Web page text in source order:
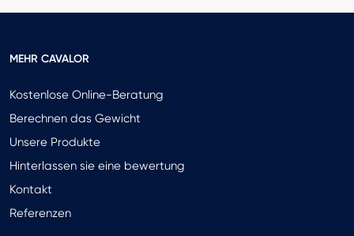
MEHR CAVALOR
Kostenlose Online-Beratung
Berechnen das Gewicht
Unsere Produkte
Hinterlassen sie eine bewertung
Kontakt
Referenzen